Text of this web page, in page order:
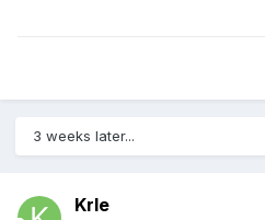
3 weeks later...
Krle